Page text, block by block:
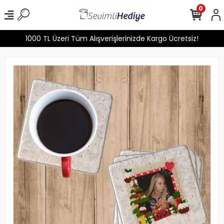
1000 TL Üzeri Tüm Alışverişlerinizde Kargo Ücretsiz!
0